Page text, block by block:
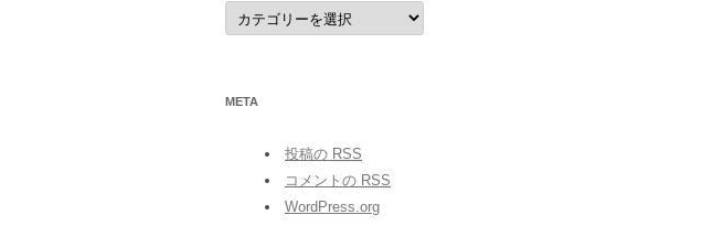
category
META
投稿の RSS
コメントの RSS
WordPress.org